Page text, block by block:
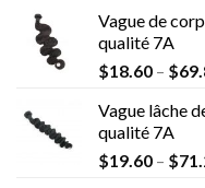
Vague de
qualité 7A
$18.60 – $
Vague lâche
qualité 7A
$19.60 – $